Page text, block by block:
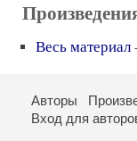
Весь материал
Авторы
Вход для